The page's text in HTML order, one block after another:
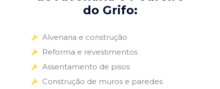
do Grifo:
Alvenaria e construção
Reforma e revestimentos
Assentamento de pisos
Construção de muros e paredes